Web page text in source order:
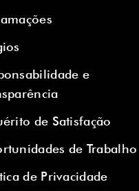
e
de Satisfação
de Trabalho
de Privacidade